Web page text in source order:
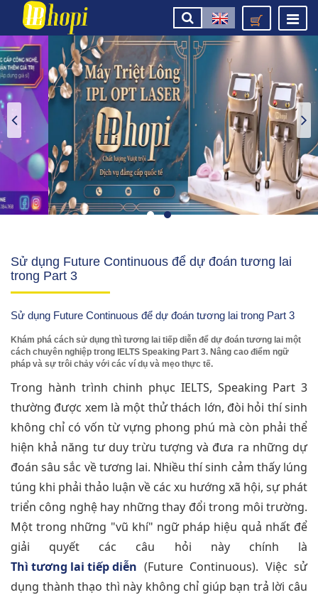
Sử dụng Future Continuous để dự đoán tương lai
trong Part 3
Sử dụng Future Continuous để dự đoán tương lai trong Part 3
Khám phá cách sử dụng thì tương lai tiếp diễn để dự đoán tương lai một
cách chuyên nghiệp trong IELTS Speaking Part 3. Nâng cao điểm ngữ
pháp và sự trôi chảy với các ví dụ và mẹo thực tế.
Trong hành trình chinh phục IELTS, Speaking Part 3
thường được xem là một thử thách lớn, đòi hỏi thí sinh
không chỉ có vốn từ vựng phong phú mà còn phải thể
hiện khả năng tư duy trừu tượng và đưa ra những dự
đoán sâu sắc về tương lai. Nhiều thí sinh cảm thấy lúng
túng khi phải thảo luận về các xu hướng xã hội, sự phát
triển công nghệ hay những thay đổi trong môi trường.
Một trong những "vũ khí" ngữ pháp hiệu quả nhất để
giải quyết các câu hỏi này chính là
Thì tương lai tiếp diễn (Future Continuous). Việc sử
dụng thành thạo thì này không chỉ giúp bạn trả lời câu